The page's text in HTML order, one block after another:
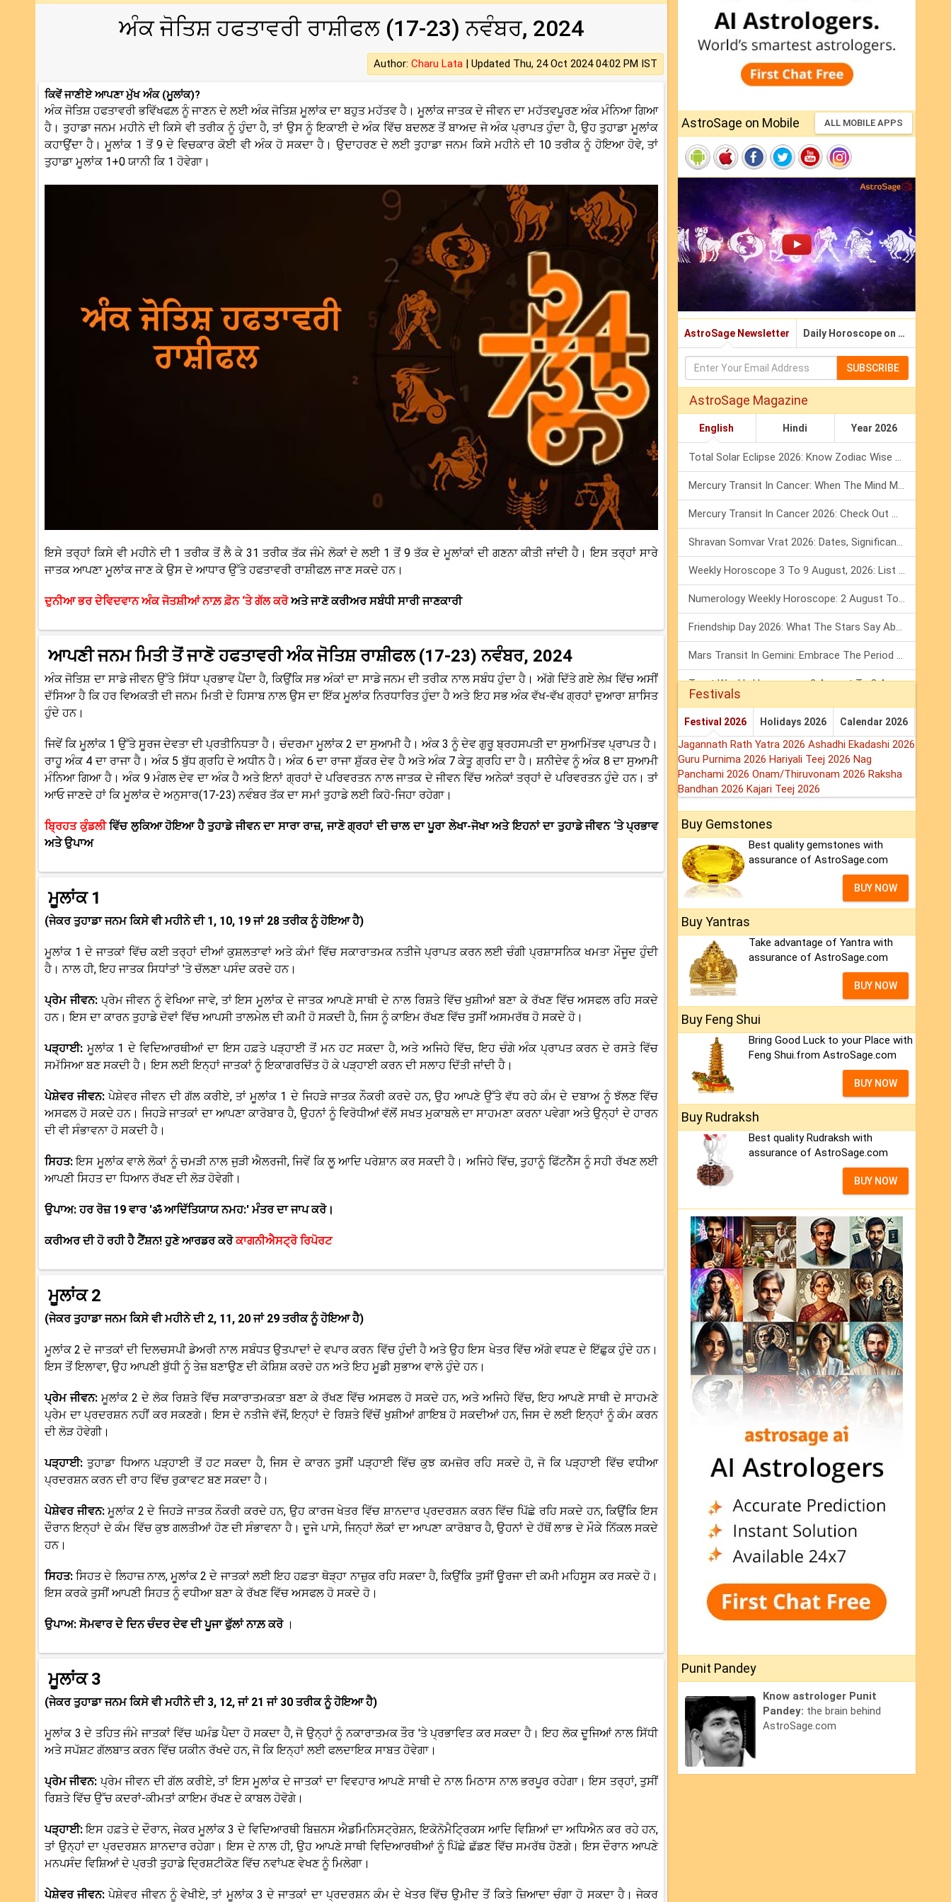
ਅੰਕ ਜੋਤਿਸ਼ ਹਫਤਾਵਰੀ ਰਾਸ਼ੀਫਲ (17-23) ਨਵੰਬਰ, 2024
Author: Charu Lata | Updated Thu, 24 Oct 2024 04:02 PM IST
ਕਿਵੇਂ ਜਾਣੀਏ ਆਪਣਾ ਮੁੱਖ ਅੰਕ (ਮੂਲਾਂਕ)?
ਅੰਕ ਜੋਤਿਸ਼ ਹਫਤਾਵਰੀ ਭਵਿੱਖਫਲ਼ ਨੂੰ ਜਾਣਨ ਦੇ ਲਈ ਅੰਕ ਜੋਤਿਸ਼ ਮੂਲਾਂਕ ਦਾ ਬਹੁਤ ਮਹੱਤਵ ਹੈ। ਮੂਲਾਂਕ ਜਾਤਕ ਦੇ ਜੀਵਨ ਦਾ ਮਹੱਤਵਪੂਰਣ ਅੰਕ ਮੰਨਿਆ ਗਿਆ
ਹੈ। ਤੁਹਾਡਾ ਜਨਮ ਮਹੀਨੇ ਦੀ ਕਿਸੇ ਵੀ ਤਰੀਕ ਨੂੰ ਹੁੰਦਾ ਹੈ, ਤਾਂ ਉਸ ਨੂੰ ਇਕਾਈ ਦੇ ਅੰਕ ਵਿੱਚ ਬਦਲਣ ਤੋਂ ਬਾਅਦ ਜੋ ਅੰਕ ਪ੍ਰਾਪਤ ਹੁੰਦਾ ਹੈ, ਉਹ ਤੁਹਾਡਾ ਮੂਲਾਂਕ
ਕਹਾਉਂਦਾ ਹੈ। ਮੂਲਾਂਕ 1 ਤੋਂ 9 ਦੇ ਵਿਚਕਾਰ ਕੋਈ ਵੀ ਅੰਕ ਹੋ ਸਕਦਾ ਹੈ। ਉਦਾਹਰਣ ਦੇ ਲਈ ਤੁਹਾਡਾ ਜਨਮ ਕਿਸੇ ਮਹੀਨੇ ਦੀ 10 ਤਰੀਕ ਨੂੰ ਹੋਇਆ ਹੋਵੇ, ਤਾਂ
ਤੁਹਾਡਾ ਮੂਲਾਂਕ 1+0 ਯਾਨੀ ਕਿ 1 ਹੋਵੇਗਾ।
ਇਸੇ ਤਰ੍ਹਾਂ ਕਿਸੇ ਵੀ ਮਹੀਨੇ ਦੀ 1 ਤਰੀਕ ਤੋਂ ਲੈ ਕੇ 31 ਤਰੀਕ ਤੱਕ ਜੰਮੇ ਲੋਕਾਂ ਦੇ ਲਈ 1 ਤੋਂ 9 ਤੱਕ ਦੇ ਮੂਲਾਂਕਾਂ ਦੀ ਗਣਨਾ ਕੀਤੀ ਜਾਂਦੀ ਹੈ। ਇਸ ਤਰ੍ਹਾਂ ਸਾਰੇ
ਜਾਤਕ ਆਪਣਾ ਮੂਲਾਂਕ ਜਾਣ ਕੇ ਉਸ ਦੇ ਆਧਾਰ ਉੱਤੇ ਹਫਤਾਵਰੀ ਰਾਸ਼ੀਫਲ਼ ਜਾਣ ਸਕਦੇ ਹਨ।
ਦੁਨੀਆ ਭਰ ਦੇਵਿਦਵਾਨ ਅੰਕ ਜੋਤਸ਼ੀਆਂ ਨਾਲ਼ ਫ਼ੋਨ ‘ਤੇ ਗੱਲ ਕਰੋਅਤੇ ਜਾਣੋ ਕਰੀਅਰ ਸਬੰਧੀ ਸਾਰੀ ਜਾਣਕਾਰੀ
ਆਪਣੀ ਜਨਮ ਮਿਤੀ ਤੋਂ ਜਾਣੋ ਹਫਤਾਵਰੀ ਅੰਕ ਜੋਤਿਸ਼ ਰਾਸ਼ੀਫਲ (17-23) ਨਵੰਬਰ, 2024
ਅੰਕ ਜੋਤਿਸ਼ ਦਾ ਸਾਡੇ ਜੀਵਨ ਉੱਤੇ ਸਿੱਧਾ ਪ੍ਰਭਾਵ ਪੈਂਦਾ ਹੈ, ਕਿਉਂਕਿ ਸਭ ਅੰਕਾਂ ਦਾ ਸਾਡੇ ਜਨਮ ਦੀ ਤਰੀਕ ਨਾਲ ਸਬੰਧ ਹੁੰਦਾ ਹੈ। ਅੱਗੇ ਦਿੱਤੇ ਗਏ ਲੇਖ਼ ਵਿੱਚ ਅਸੀਂ
ਦੱਸਿਆ ਹੈ ਕਿ ਹਰ ਵਿਅਕਤੀ ਦੀ ਜਨਮ ਮਿਤੀ ਦੇ ਹਿਸਾਬ ਨਾਲ ਉਸ ਦਾ ਇੱਕ ਮੂਲਾਂਕ ਨਿਰਧਾਰਿਤ ਹੁੰਦਾ ਹੈ ਅਤੇ ਇਹ ਸਭ ਅੰਕ ਵੱਖ-ਵੱਖ ਗ੍ਰਹਾਂ ਦੁਆਰਾ ਸ਼ਾਸਿਤ
ਹੁੰਦੇ ਹਨ।
ਜਿਵੇਂ ਕਿ ਮੂਲਾਂਕ 1 ਉੱਤੇ ਸੂਰਜ ਦੇਵਤਾ ਦੀ ਪ੍ਰਤੀਨਿਧਤਾ ਹੈ। ਚੰਦਰਮਾ ਮੂਲਾਂਕ 2 ਦਾ ਸੁਆਮੀ ਹੈ। ਅੰਕ 3 ਨੂੰ ਦੇਵ ਗੁਰੂ ਬ੍ਰਹਸਪਤੀ ਦਾ ਸੁਆਮਿੱਤਵ ਪ੍ਰਾਪਤ ਹੈ।
ਰਾਹੂ ਅੰਕ 4 ਦਾ ਰਾਜਾ ਹੈ। ਅੰਕ 5 ਬੁੱਧ ਗ੍ਰਹਿ ਦੇ ਅਧੀਨ ਹੈ। ਅੰਕ 6 ਦਾ ਰਾਜਾ ਸ਼ੁੱਕਰ ਦੇਵ ਹੈ ਅਤੇ ਅੰਕ 7 ਕੇਤੂ ਗ੍ਰਹਿ ਦਾ ਹੈ। ਸ਼ਨੀਦੇਵ ਨੂੰ ਅੰਕ 8 ਦਾ ਸੁਆਮੀ
ਮੰਨਿਆ ਗਿਆ ਹੈ। ਅੰਕ 9 ਮੰਗਲ ਦੇਵ ਦਾ ਅੰਕ ਹੈ ਅਤੇ ਇਨਾਂ ਗ੍ਰਹਾਂ ਦੇ ਪਰਿਵਰਤਨ ਨਾਲ ਜਾਤਕ ਦੇ ਜੀਵਨ ਵਿੱਚ ਅਨੇਕਾਂ ਤਰ੍ਹਾਂ ਦੇ ਪਰਿਵਰਤਨ ਹੁੰਦੇ ਹਨ। ਤਾਂ
ਆਓ ਜਾਣਦੇ ਹਾਂ ਕਿ ਮੂਲਾਂਕ ਦੇ ਅਨੁਸਾਰ(17-23) ਨਵੰਬਰ ਤੱਕ ਦਾ ਸਮਾਂ ਤੁਹਾਡੇ ਲਈ ਕਿਹੋ-ਜਿਹਾ ਰਹੇਗਾ।
ਬ੍ਰਿਹਤ ਕੁੰਡਲੀਵਿੱਚ ਲੁਕਿਆ ਹੋਇਆ ਹੈ ਤੁਹਾਡੇ ਜੀਵਨ ਦਾ ਸਾਰਾ ਰਾਜ਼, ਜਾਣੋ ਗ੍ਰਹਾਂ ਦੀ ਚਾਲ ਦਾ ਪੂਰਾ ਲੇਖਾ-ਜੋਖਾ ਅਤੇ ਇਹਨਾਂ ਦਾ ਤੁਹਾਡੇ ਜੀਵਨ ‘ਤੇ ਪ੍ਰਭਾਵ
ਅਤੇ ਉਪਾਅ
ਮੂਲਾਂਕ 1
(ਜੇਕਰ ਤੁਹਾਡਾ ਜਨਮ ਕਿਸੇ ਵੀ ਮਹੀਨੇ ਦੀ 1, 10, 19 ਜਾਂ 28 ਤਰੀਕ ਨੂੰ ਹੋਇਆ ਹੈ)
ਮੂਲਾਂਕ 1 ਦੇ ਜਾਤਕਾਂ ਵਿੱਚ ਕਈ ਤਰ੍ਹਾਂ ਦੀਆਂ ਕੁਸ਼ਲਤਾਵਾਂ ਅਤੇ ਕੰਮਾਂ ਵਿੱਚ ਸਕਾਰਾਤਮਕ ਨਤੀਜੇ ਪ੍ਰਾਪਤ ਕਰਨ ਲਈ ਚੰਗੀ ਪ੍ਰਸ਼ਾਸਨਿਕ ਖਮਤਾ ਮੌਜੂਦ ਹੁੰਦੀ
ਹੈ। ਨਾਲ ਹੀ, ਇਹ ਜਾਤਕ ਸਿਧਾਂਤਾਂ 'ਤੇ ਚੱਲਣਾ ਪਸੰਦ ਕਰਦੇ ਹਨ।
ਪ੍ਰੇਮ ਜੀਵਨ:ਪ੍ਰੇਮ ਜੀਵਨ ਨੂੰ ਵੇਖਿਆ ਜਾਵੇ, ਤਾਂ ਇਸ ਮੂਲਾਂਕ ਦੇ ਜਾਤਕ ਆਪਣੇ ਸਾਥੀ ਦੇ ਨਾਲ ਰਿਸ਼ਤੇ ਵਿੱਚ ਖੁਸ਼ੀਆਂ ਬਣਾ ਕੇ ਰੱਖਣ ਵਿੱਚ ਅਸਫਲ ਰਹਿ ਸਕਦੇ
ਹਨ। ਇਸ ਦਾ ਕਾਰਨ ਤੁਹਾਡੇ ਦੋਵਾਂ ਵਿੱਚ ਆਪਸੀ ਤਾਲਮੇਲ ਦੀ ਕਮੀ ਹੋ ਸਕਦੀ ਹੈ, ਜਿਸ ਨੂੰ ਕਾਇਮ ਰੱਖਣ ਵਿੱਚ ਤੁਸੀਂ ਅਸਮਰੱਥ ਹੋ ਸਕਦੇ ਹੋ।
ਪੜ੍ਹਾਈ: ਮੂਲਾਂਕ 1 ਦੇ ਵਿਦਿਆਰਥੀਆਂ ਦਾ ਇਸ ਹਫ਼ਤੇ ਪੜ੍ਹਾਈ ਤੋਂ ਮਨ ਹਟ ਸਕਦਾ ਹੈ, ਅਤੇ ਅਜਿਹੇ ਵਿੱਚ, ਇਹ ਚੰਗੇ ਅੰਕ ਪ੍ਰਾਪਤ ਕਰਨ ਦੇ ਰਸਤੇ ਵਿੱਚ
ਸਮੱਸਿਆ ਬਣ ਸਕਦੀ ਹੈ। ਇਸ ਲਈ ਇਨ੍ਹਾਂ ਜਾਤਕਾਂ ਨੂੰ ਇਕਾਗਰਚਿੱਤ ਹੋ ਕੇ ਪੜ੍ਹਾਈ ਕਰਨ ਦੀ ਸਲਾਹ ਦਿੱਤੀ ਜਾਂਦੀ ਹੈ।
ਪੇਸ਼ੇਵਰ ਜੀਵਨ:ਪੇਸ਼ੇਵਰ ਜੀਵਨ ਦੀ ਗੱਲ ਕਰੀਏ, ਤਾਂ ਮੂਲਾਂਕ 1 ਦੇ ਜਿਹੜੇ ਜਾਤਕ ਨੌਕਰੀ ਕਰਦੇ ਹਨ, ਉਹ ਆਪਣੇ ਉੱਤੇ ਵੱਧ ਰਹੇ ਕੰਮ ਦੇ ਦਬਾਅ ਨੂੰ ਝੱਲਣ ਵਿੱਚ
ਅਸਫਲ ਹੋ ਸਕਦੇ ਹਨ। ਜਿਹੜੇ ਜਾਤਕਾਂ ਦਾ ਆਪਣਾ ਕਾਰੋਬਾਰ ਹੈ, ਉਹਨਾਂ ਨੂੰ ਵਿਰੋਧੀਆਂ ਵੱਲੋਂ ਸਖਤ ਮੁਕਾਬਲੇ ਦਾ ਸਾਹਮਣਾ ਕਰਨਾ ਪਵੇਗਾ ਅਤੇ ਉਨ੍ਹਾਂ ਦੇ ਹਾਰਨ
ਦੀ ਵੀ ਸੰਭਾਵਨਾ ਹੋ ਸਕਦੀ ਹੈ।
ਸਿਹਤ:ਇਸ ਮੂਲਾਂਕ ਵਾਲੇ ਲੋਕਾਂ ਨੂੰ ਚਮੜੀ ਨਾਲ ਜੁੜੀ ਐਲਰਜੀ, ਜਿਵੇਂ ਕਿ ਲੂ ਆਦਿ ਪਰੇਸ਼ਾਨ ਕਰ ਸਕਦੀ ਹੈ। ਅਜਿਹੇ ਵਿੱਚ, ਤੁਹਾਨੂੰ ਫਿੱਟਨੈੱਸ ਨੂੰ ਸਹੀ ਰੱਖਣ ਲਈ
ਆਪਣੀ ਸਿਹਤ ਦਾ ਧਿਆਨ ਰੱਖਣ ਦੀ ਲੋੜ ਹੋਵੇਗੀ।
ਉਪਾਅ: ਹਰ ਰੋਜ਼ 19 ਵਾਰ 'ॐ ਆਦਿੱਤਿਯਾਯ ਨਮਹ:' ਮੰਤਰ ਦਾ ਜਾਪ ਕਰੋ।
ਕਰੀਅਰ ਦੀ ਹੋ ਰਹੀ ਹੈ ਟੈਂਸ਼ਨ! ਹੁਣੇ ਆਰਡਰ ਕਰੋਕਾਗਨੀਐਸਟ੍ਰੋ ਰਿਪੋਰਟ
ਮੂਲਾਂਕ 2
(ਜੇਕਰ ਤੁਹਾਡਾ ਜਨਮ ਕਿਸੇ ਵੀ ਮਹੀਨੇ ਦੀ 2, 11, 20 ਜਾਂ 29 ਤਰੀਕ ਨੂੰ ਹੋਇਆ ਹੈ)
ਮੂਲਾਂਕ 2 ਦੇ ਜਾਤਕਾਂ ਦੀ ਦਿਲਚਸਪੀ ਡੇਅਰੀ ਨਾਲ ਸਬੰਧਤ ਉਤਪਾਦਾਂ ਦੇ ਵਪਾਰ ਕਰਨ ਵਿੱਚ ਹੁੰਦੀ ਹੈ ਅਤੇ ਉਹ ਇਸ ਖੇਤਰ ਵਿੱਚ ਅੱਗੇ ਵਧਣ ਦੇ ਇੱਛੁਕ ਹੁੰਦੇ ਹਨ।
ਇਸ ਤੋਂ ਇਲਾਵਾ, ਉਹ ਆਪਣੀ ਬੁੱਧੀ ਨੂੰ ਤੇਜ਼ ਬਣਾਉਣ ਦੀ ਕੋਸ਼ਿਸ਼ ਕਰਦੇ ਹਨ ਅਤੇ ਇਹ ਮੂਡੀ ਸੁਭਾਅ ਵਾਲੇ ਹੁੰਦੇ ਹਨ।
ਪ੍ਰੇਮ ਜੀਵਨ: ਮੂਲਾਂਕ 2 ਦੇ ਲੋਕ ਰਿਸ਼ਤੇ ਵਿੱਚ ਸਕਾਰਾਤਮਕਤਾ ਬਣਾ ਕੇ ਰੱਖਣ ਵਿੱਚ ਅਸਫਲ ਹੋ ਸਕਦੇ ਹਨ, ਅਤੇ ਅਜਿਹੇ ਵਿੱਚ, ਇਹ ਆਪਣੇ ਸਾਥੀ ਦੇ ਸਾਹਮਣੇ
ਪ੍ਰੇਮ ਦਾ ਪ੍ਰਦਰਸ਼ਨ ਨਹੀਂ ਕਰ ਸਕਣਗੇ। ਇਸ ਦੇ ਨਤੀਜੇ ਵੱਜੋਂ, ਇਨ੍ਹਾਂ ਦੇ ਰਿਸ਼ਤੇ ਵਿੱਚੋਂ ਖੁਸ਼ੀਆਂ ਗਾਇਬ ਹੋ ਸਕਦੀਆਂ ਹਨ, ਜਿਸ ਦੇ ਲਈ ਇਨ੍ਹਾਂ ਨੂੰ ਕੰਮ ਕਰਨ
ਦੀ ਲੋੜ ਹੋਵੇਗੀ।
ਪੜ੍ਹਾਈ:ਤੁਹਾਡਾ ਧਿਆਨ ਪੜ੍ਹਾਈ ਤੋਂ ਹਟ ਸਕਦਾ ਹੈ, ਜਿਸ ਦੇ ਕਾਰਨ ਤੁਸੀਂ ਪੜ੍ਹਾਈ ਵਿੱਚ ਕੁਝ ਕਮਜ਼ੋਰ ਰਹਿ ਸਕਦੇ ਹੋ, ਜੋ ਕਿ ਪੜ੍ਹਾਈ ਵਿੱਚ ਵਧੀਆ
ਪ੍ਰਦਰਸ਼ਨ ਕਰਨ ਦੀ ਰਾਹ ਵਿੱਚ ਰੁਕਾਵਟ ਬਣ ਸਕਦਾ ਹੈ।
ਪੇਸ਼ੇਵਰ ਜੀਵਨ:ਮੂਲਾਂਕ 2 ਦੇ ਜਿਹੜੇ ਜਾਤਕ ਨੌਕਰੀ ਕਰਦੇ ਹਨ, ਉਹ ਕਾਰਜ ਖੇਤਰ ਵਿੱਚ ਸ਼ਾਨਦਾਰ ਪ੍ਰਦਰਸ਼ਨ ਕਰਨ ਵਿੱਚ ਪਿੱਛੇ ਰਹਿ ਸਕਦੇ ਹਨ, ਕਿਉਂਕਿ ਇਸ
ਦੌਰਾਨ ਇਨ੍ਹਾਂ ਦੇ ਕੰਮ ਵਿੱਚ ਕੁਝ ਗਲਤੀਆਂ ਹੋਣ ਦੀ ਸੰਭਾਵਨਾ ਹੈ। ਦੂਜੇ ਪਾਸੇ, ਜਿਨ੍ਹਾਂ ਲੋਕਾਂ ਦਾ ਆਪਣਾ ਕਾਰੋਬਾਰ ਹੈ, ਉਹਨਾਂ ਦੇ ਹੱਥੋਂ ਲਾਭ ਦੇ ਮੌਕੇ ਨਿੱਕਲ ਸਕਦੇ
ਹਨ।
ਸਿਹਤ:ਸਿਹਤ ਦੇ ਲਿਹਾਜ਼ ਨਾਲ, ਮੂਲਾਂਕ 2 ਦੇ ਜਾਤਕਾਂ ਲਈ ਇਹ ਹਫ਼ਤਾ ਥੋੜ੍ਹਾ ਨਾਜ਼ੁਕ ਰਹਿ ਸਕਦਾ ਹੈ, ਕਿਉਂਕਿ ਤੁਸੀਂ ਊਰਜਾ ਦੀ ਕਮੀ ਮਹਿਸੂਸ ਕਰ ਸਕਦੇ ਹੋ।
ਇਸ ਕਰਕੇ ਤੁਸੀਂ ਆਪਣੀ ਸਿਹਤ ਨੂੰ ਵਧੀਆ ਬਣਾ ਕੇ ਰੱਖਣ ਵਿੱਚ ਅਸਫਲ ਹੋ ਸਕਦੇ ਹੋ।
ਉਪਾਅ: ਸੋਮਵਾਰ ਦੇ ਦਿਨ ਚੰਦਰ ਦੇਵ ਦੀ ਪੂਜਾ ਫੁੱਲਾਂ ਨਾਲ਼ ਕਰੋ ।
ਮੂਲਾਂਕ 3
(ਜੇਕਰ ਤੁਹਾਡਾ ਜਨਮ ਕਿਸੇ ਵੀ ਮਹੀਨੇ ਦੀ 3, 12, ਜਾਂ 21 ਜਾਂ 30 ਤਰੀਕ ਨੂੰ ਹੋਇਆ ਹੈ)
ਮੂਲਾਂਕ 3 ਦੇ ਤਹਿਤ ਜੰਮੇ ਜਾਤਕਾਂ ਵਿੱਚ ਘਮੰਡ ਪੈਦਾ ਹੋ ਸਕਦਾ ਹੈ, ਜੋ ਉਨ੍ਹਾਂ ਨੂੰ ਨਕਾਰਾਤਮਕ ਤੌਰ 'ਤੇ ਪ੍ਰਭਾਵਿਤ ਕਰ ਸਕਦਾ ਹੈ। ਇਹ ਲੋਕ ਦੂਜਿਆਂ ਨਾਲ ਸਿੱਧੀ
ਅਤੇ ਸਪੱਸ਼ਟ ਗੱਲਬਾਤ ਕਰਨ ਵਿੱਚ ਯਕੀਨ ਰੱਖਦੇ ਹਨ, ਜੋ ਕਿ ਇਨ੍ਹਾਂ ਲਈ ਫਲਦਾਇਕ ਸਾਬਤ ਹੋਵੇਗਾ।
ਪ੍ਰੇਮ ਜੀਵਨ:ਪ੍ਰੇਮ ਜੀਵਨ ਦੀ ਗੱਲ ਕਰੀਏ, ਤਾਂ ਇਸ ਮੂਲਾਂਕ ਦੇ ਜਾਤਕਾਂ ਦਾ ਵਿਵਹਾਰ ਆਪਣੇ ਸਾਥੀ ਦੇ ਨਾਲ ਮਿਠਾਸ ਨਾਲ ਭਰਪੂਰ ਰਹੇਗਾ। ਇਸ ਤਰ੍ਹਾਂ, ਤੁਸੀਂ
ਰਿਸ਼ਤੇ ਵਿੱਚ ਉੱਚ ਕਦਰਾਂ-ਕੀਮਤਾਂ ਕਾਇਮ ਰੱਖਣ ਦੇ ਕਾਬਲ ਹੋਵੋਗੇ।
ਪੜ੍ਹਾਈ:ਇਸ ਹਫ਼ਤੇ ਦੇ ਦੌਰਾਨ, ਜੇਕਰ ਮੂਲਾਂਕ 3 ਦੇ ਵਿਦਿਆਰਥੀ ਬਿਜ਼ਨਸ ਐਡਮਿਨਿਸਟ੍ਰੇਸ਼ਨ, ਇਕੋਨੋਮੈਟ੍ਰਿਕਸ ਆਦਿ ਵਿਸ਼ਿਆਂ ਦਾ ਅਧਿਐਨ ਕਰ ਰਹੇ ਹਨ,
ਤਾਂ ਉਨ੍ਹਾਂ ਦਾ ਪ੍ਰਦਰਸ਼ਨ ਸ਼ਾਨਦਾਰ ਰਹੇਗਾ। ਇਸ ਦੇ ਨਾਲ ਹੀ, ਉਹ ਆਪਣੇ ਸਾਥੀ ਵਿਦਿਆਰਥੀਆਂ ਨੂੰ ਪਿੱਛੇ ਛੱਡਣ ਵਿੱਚ ਸਮਰੱਥ ਹੋਣਗੇ। ਇਸ ਦੌਰਾਨ ਆਪਣੇ
ਮਨਪਸੰਦ ਵਿਸ਼ਿਆਂ ਦੇ ਪ੍ਰਤੀ ਤੁਹਾਡੇ ਦ੍ਰਿਸ਼ਟੀਕੋਣ ਵਿੱਚ ਨਵਾਂਪਣ ਵੇਖਣ ਨੂੰ ਮਿਲੇਗਾ।
ਪੇਸ਼ੇਵਰ ਜੀਵਨ:ਪੇਸ਼ੇਵਰ ਜੀਵਨ ਨੂੰ ਵੇਖੀਏ, ਤਾਂ ਮੂਲਾਂਕ 3 ਦੇ ਜਾਤਕਾਂ ਦਾ ਪ੍ਰਦਰਸ਼ਨ ਕੰਮ ਦੇ ਖੇਤਰ ਵਿੱਚ ਉਮੀਦ ਤੋਂ ਕਿਤੇ ਜ਼ਿਆਦਾ ਚੰਗਾ ਹੋ ਸਕਦਾ ਹੈ। ਜੇਕਰ
AstroSage on Mobile ALL MOBILE APPS
AstroSage Newsletter Daily Horoscope on Email
SUBSCRIBE
AstroSage Magazine
English Hindi Year 2026
Total Solar Eclipse 2026: Know Zodiac Wise Prediction
Mercury Transit In Cancer: When The Mind Meets The Heart!
Mercury Transit In Cancer 2026: Check Out What It Brings For You
Shravan Somvar Vrat 2026: Dates, Significance & Rituals In August
Weekly Horoscope 3 To 9 August, 2026: List Of Fasts & Festivals
Numerology Weekly Horoscope: 2 August To 8 August, 2026
Friendship Day 2026: What The Stars Say About Your Best Friend!
Mars Transit In Gemini: Embrace The Period Full Of Energy & Intelligence
Tarot Weekly Horoscope: 2 August To 8 August, 2026
Festivals
Festival 2026 Holidays 2026 Calendar 2026
Jagannath Rath Yatra 2026 Ashadhi Ekadashi 2026
Guru Purnima 2026 Hariyali Teej 2026 Nag
Panchami 2026 Onam/Thiruvonam 2026 Raksha
Bandhan 2026 Kajari Teej 2026
Buy Gemstones
Best quality gemstones with
assurance of AstroSage.com
BUY NOW
Buy Yantras
Take advantage of Yantra with
assurance of AstroSage.com
BUY NOW
Buy Feng Shui
Bring Good Luck to your Place with
Feng Shui.from AstroSage.com
BUY NOW
Buy Rudraksh
Best quality Rudraksh with
assurance of AstroSage.com
BUY NOW
Punit Pandey
Know astrologer Punit
Pandey: the brain behind
AstroSage.com